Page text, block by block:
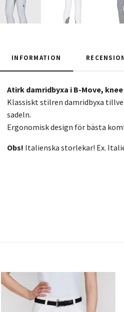
INFORMATION
Atirk damridbyxa i B-Move,
Klassiskt stilren damridbyxa
sadeln.
Ergonomisk design för bästa
Obs! Italienska storlekar! Ex.